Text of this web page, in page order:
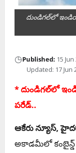
దుండిగల్‌లో
◷Published: 15
Updated: 17 Jun
* దుండిగల్‌లో
పరేడ్‌..
ఆకేరు న్యూస్‌,
అకాడమీలో కంబైన్డ్‌